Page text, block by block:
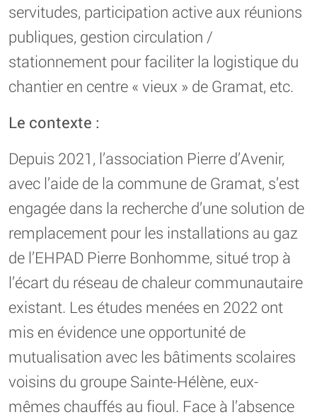
servitudes, participation active aux réunions
publiques, gestion circulation /
stationnement pour faciliter la logistique du
chantier en centre « vieux » de Gramat, etc.
Le contexte :
Depuis 2021, l’association Pierre d’Avenir,
avec l’aide de la commune de Gramat, s’est
engagée dans la recherche d’une solution de
remplacement pour les installations au gaz
de l’EHPAD Pierre Bonhomme, situé trop à
l’écart du réseau de chaleur communautaire
existant. Les études menées en 2022 ont
mis en évidence une opportunité de
mutualisation avec les bâtiments scolaires
voisins du groupe Sainte-Hélène, eux-
mêmes chauffés au fioul. Face à l’absence